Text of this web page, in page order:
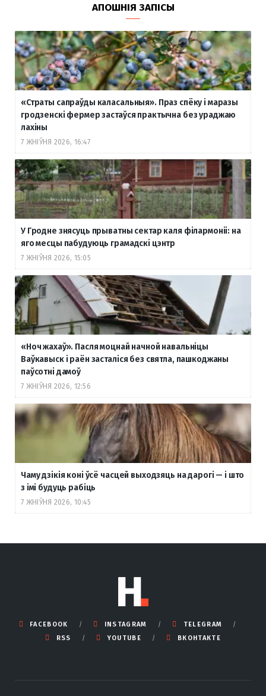
АПОШНІЯ ЗАПІСЫ
«Страты сапраўды каласальныя». Праз спёку і маразы
гродзенскі фермер застаўся практычна без ураджаю
лахіны
7 ЖНІЎНЯ 2026, 16:47
У Гродне знясуць прыватны сектар каля філармоніі: на
яго месцы пабудуюць грамадскі цэнтр
7 ЖНІЎНЯ 2026, 15:05
«Ноч жахаў». Пасля моцнай начной навальніцы
Ваўкавыск і раён засталіся без святла, пашкоджаны
паўсотні дамоў
7 ЖНІЎНЯ 2026, 12:56
Чаму дзікія коні ўсё часцей выходзяць на дарогі — і што
з імі будуць рабіць
7 ЖНІЎНЯ 2026, 10:45
FACEBOOK INSTAGRAM
TELEGRAM
RSS
YOUTUBE ВКОНТАКТЕ